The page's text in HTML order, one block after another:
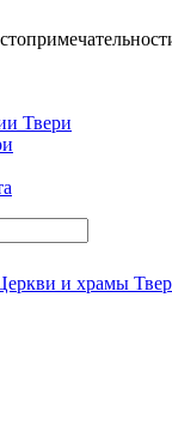
Твери
и храмы